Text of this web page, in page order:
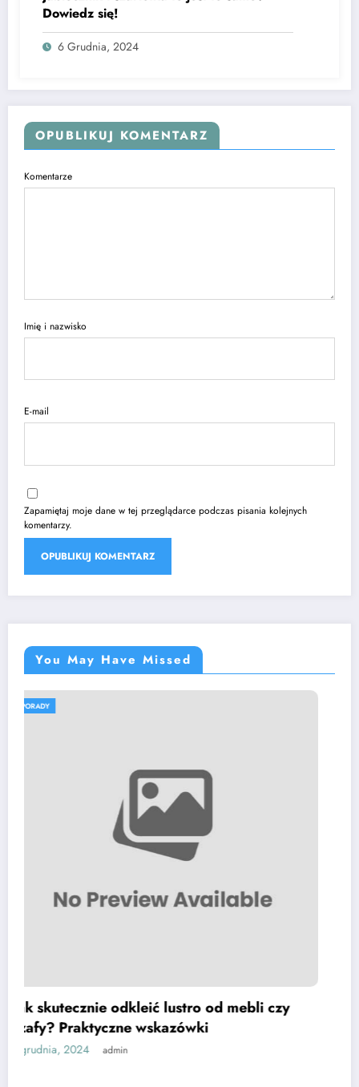
Dowiedz się!
6 Grudnia, 2024
OPUBLIKUJ KOMENTARZ
Komentarze
Imię i nazwisko
E-mail
Zapamiętaj moje dane w tej przeglądarce podczas pisania kolejnych
komentarzy.
You May Have Missed
Pasożyty żyjące w naszej pościeli – jakie
znajdziemy i jak się ich pozbyć?
30 listopada, 2024